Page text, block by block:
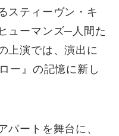
スティーヴン・キ
ューマンズ─人間た
上演では、演出に
ー』の記憶に新し
パートを舞台に、